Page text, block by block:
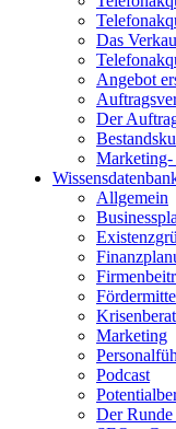
Das
Angebot
Der
Marketing-
Allgemein
Marketing
Podcast
Der Runde